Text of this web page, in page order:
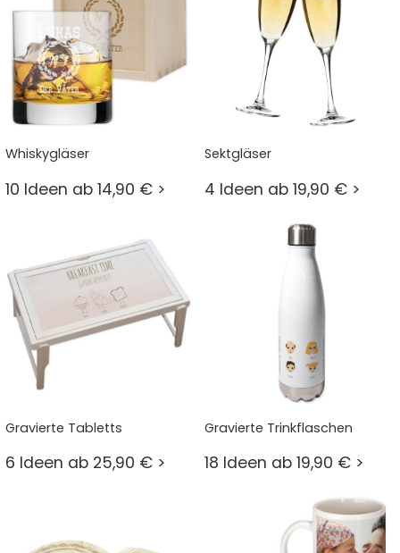
Whiskygläser
10 Ideen ab 14,90 € >
Sektgläser
4 Ideen ab 19,90 € >
Gravierte Tabletts
6 Ideen ab 25,90 € >
Gravierte Trinkflaschen
18 Ideen ab 19,90 € >